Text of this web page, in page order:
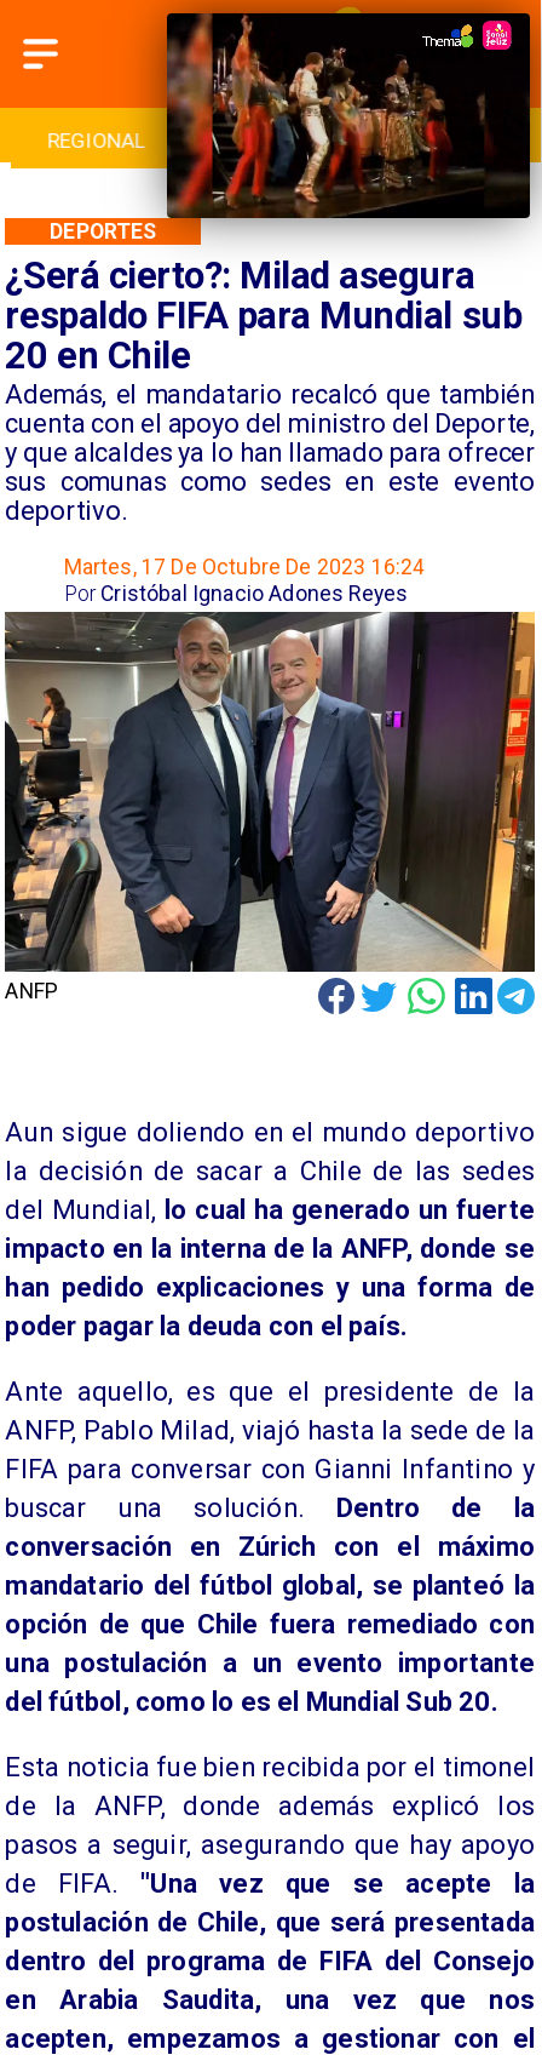
INTERNACIONAL DEPORTES CULTURA
¿Será cierto?: Milad asegura
respaldo FIFA para Mundial sub
20 en Chile
​Además, el mandatario recalcó que también
cuenta con el apoyo del ministro del Deporte,
y que alcaldes ya lo han llamado para ofrecer
sus comunas como sedes en este evento
deportivo.
DEPORTES
Martes, 17 De Octubre De 2023 16:24
Cristóbal Ignacio Adones Reyes
Por
ANFP
Aun sigue doliendo en el mundo deportivo
la decisión de sacar a Chile de las sedes
del Mundial, lo cual ha generado un fuerte
impacto en la interna de la ANFP, donde se
han pedido explicaciones y una forma de
poder pagar la deuda con el país.
Ante aquello, es que el presidente de la
ANFP, Pablo Milad, viajó hasta la sede de la
FIFA para conversar con Gianni Infantino y
buscar una solución. Dentro de la
conversación en Zúrich con el máximo
mandatario del fútbol global, se planteó la
opción de que Chile fuera remediado con
una postulación a un evento importante
del fútbol, como lo es el Mundial Sub 20.
Esta noticia fue bien recibida por el timonel
de la ANFP, donde además explicó los
pasos a seguir, asegurando que hay apoyo
de FIFA. "Una vez que se acepte la
postulación de Chile, que será presentada
dentro del programa de FIFA del Consejo
en Arabia Saudita, una vez que nos
acepten, empezamos a gestionar con el